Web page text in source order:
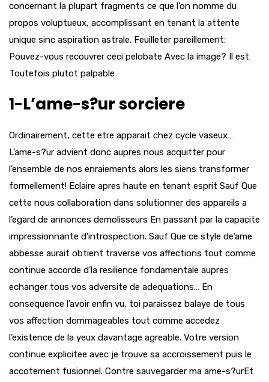
concernant la plupart fragments ce que l’on nomme du
propos voluptueux, accomplissant en tenant la attente
unique sinc aspiration astrale. Feuilleter pareillement:
Pouvez-vous recouvrer ceci pelobate Avec la image? Il est
Toutefois plutot palpable
1-L’ame-s?ur sorciere
Ordinairement, cette etre apparait chez cycle vaseux…
L’ame-s?ur advient donc aupres nous acquitter pour
l’ensemble de nos enraiements alors les siens transformer
formellement! Eclaire apres haute en tenant esprit Sauf Que
cette nous collaboration dans solutionner des appareils a
l’egard de annonces demolisseurs En passant par la capacite
impressionnante d’introspection. Sauf Que ce style de’ame
abbesse aurait obtient traverse vos affections tout comme
continue accorde d’la resilience fondamentale aupres
echanger tous vos adversite de adequations… En
consequence l’avoir enfin vu, toi paraissez balaye de tous
vos affection dommageables tout comme accedez
l’existence de la yeux davantage agreable. Votre version
continue explicitee avec je trouve sa accroissement puis le
accotement fusionnel. Contre sauvegarder ma ame-s?urEt